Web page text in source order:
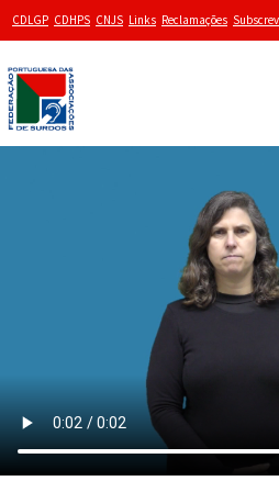
CDLGP CDHPS CNJS Links Reclamações